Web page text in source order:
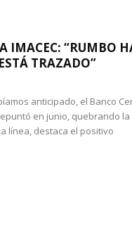
IMACEC: “RUMBO
TRAZADO”
anticipado, el Banco
en junio, quebrando la
línea, destaca el positivo